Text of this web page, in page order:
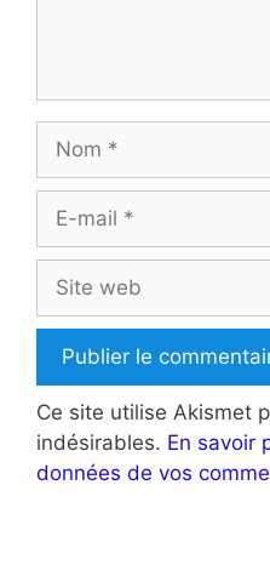
mail
web
Ce site utilise Akismet
indésirables. En savoir
données de vos